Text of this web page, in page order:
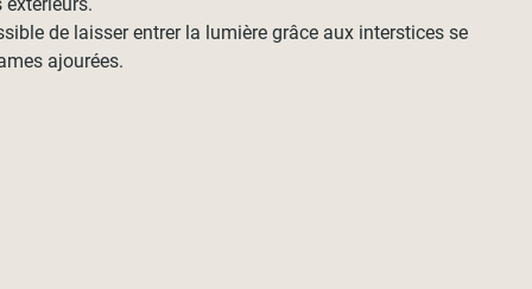
de laisser entrer la lumière grâce aux interstices se
ajourées.